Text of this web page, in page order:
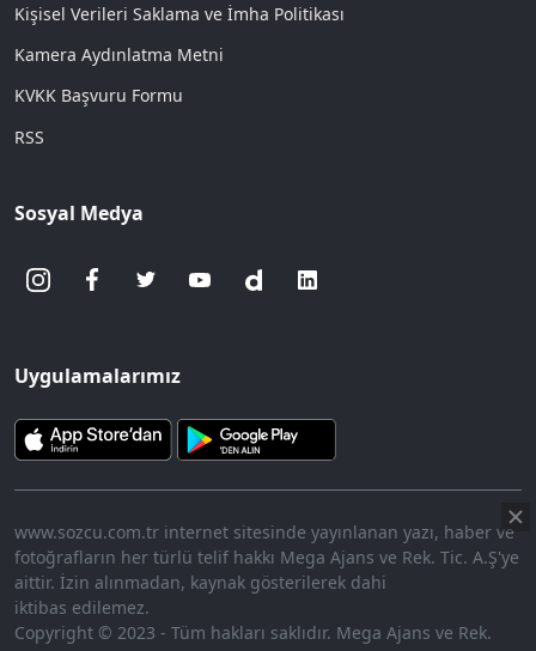
Kişisel Verileri Saklama ve İmha Politikası
Kamera Aydınlatma Metni
KVKK Başvuru Formu
RSS
Sosyal Medya
Uygulamalarımız
www.sozcu.com.tr internet sitesinde yayınlanan yazı, haber ve
fotoğrafların her türlü telif hakkı Mega Ajans ve Rek. Tic. A.Ş'ye
aittir. İzin alınmadan, kaynak gösterilerek dahi
iktibas edilemez.
Copyright © 2023 - Tüm hakları saklıdır. Mega Ajans ve Rek.